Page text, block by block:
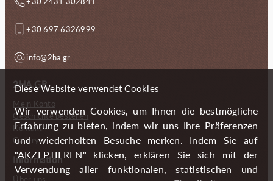
+30 697 6326999
info@2ha.gr
2HA.GR
Mein Konto
Geschichte bestellen
Kontakt
Gallery
Information
Über uns
Diese Website verwendet Cookies
Wir verwenden Cookies, um Ihnen die bestmögliche
Erfahrung zu bieten, indem wir uns Ihre Präferenzen
und wiederholten Besuche merken. Indem Sie auf
"AKZEPTIEREN" klicken, erklären Sie sich mit der
Verwendung aller funktionalen, statistischen und